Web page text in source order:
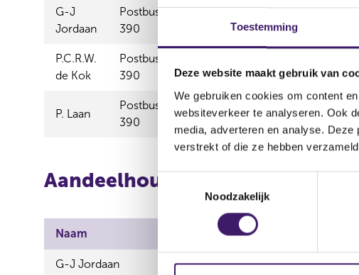
Toestemming
Deze website maakt gebruik van
We gebruiken cookies om content
websiteverkeer te analyseren. Ook
media, adverteren en analyse.
verstrekt of die ze hebben
T
t
Noodzakelijk
G-J
Jordaan
Postbus
390
Culemborg
P.C.R.W.
de Kok
Postbus
390
4100AJ Culemborg
P. Laan
Postbus
390
4100AJ Culemborg nee
Aandeelhouders / Vennoten /
Naam Zakelijk adres
G-J Jordaan Postbus 390